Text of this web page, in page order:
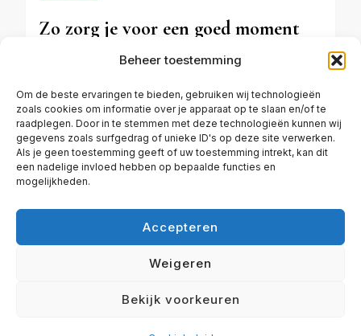
Beheer toestemming
Om de beste ervaringen te bieden, gebruiken wij technologieën
zoals cookies om informatie over je apparaat op te slaan en/of te
raadplegen. Door in te stemmen met deze technologieën kunnen wij
gegevens zoals surfgedrag of unieke ID's op deze site verwerken.
Als je geen toestemming geeft of uw toestemming intrekt, kan dit
een nadelige invloed hebben op bepaalde functies en
mogelijkheden.
Accepteren
Weigeren
Bekijk voorkeuren
Zo zorg je voor een goed moment
om de eerste keer gras te maaien
DECEMBER 22, 2025
. Alle rechten voorbehouden.Travel Diary |
ALGEMENE VOORWAARDEN